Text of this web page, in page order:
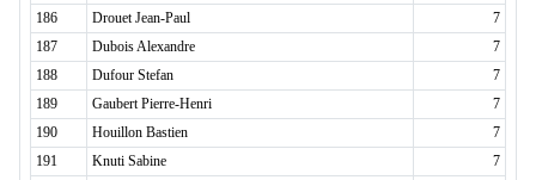
186
Drouet Jean-Paul
7
187
Dubois Alexandre
7
188
Dufour Stefan
7
189
Gaubert Pierre-Henri
7
190
Houillon Bastien
7
191
Knuti Sabine
7